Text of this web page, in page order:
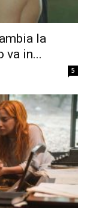
la
va in...
5